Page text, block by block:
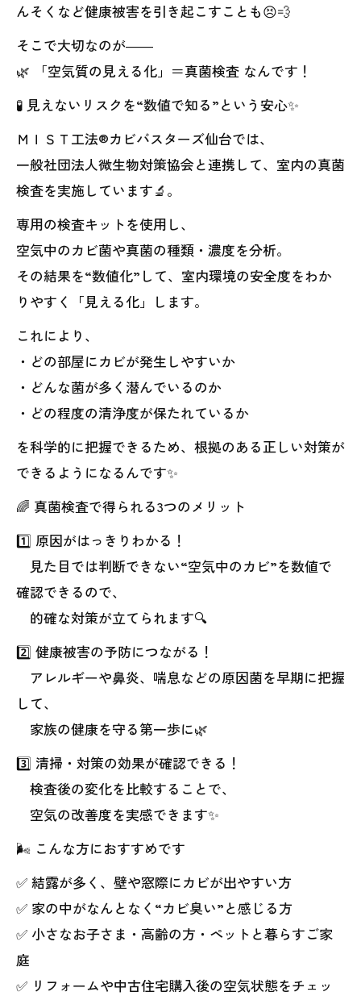
んそくなど健康被害を引き起こすことも😣💨
そこで大切なのが――
🌿 「空気質の見える化」＝真菌検査 なんです！
🧪 見えないリスクを“数値で知る”という安心✨
ＭＩＳＴ工法®カビバスターズ仙台では、
一般社団法人微生物対策協会と連携して、室内の真菌
検査を実施しています🔬。
専用の検査キットを使用し、
空気中のカビ菌や真菌の種類・濃度を分析。
その結果を“数値化”して、室内環境の安全度をわか
りやすく「見える化」します。
これにより、
・どの部屋にカビが発生しやすいか
・どんな菌が多く潜んでいるのか
・どの程度の清浄度が保たれているか
を科学的に把握できるため、根拠のある正しい対策が
できるようになるんです✨
🌈 真菌検査で得られる3つのメリット
1️⃣ 原因がはっきりわかる！
見た目では判断できない“空気中のカビ”を数値で
確認できるので、
的確な対策が立てられます🔍
2️⃣ 健康被害の予防につながる！
アレルギーや鼻炎、喘息などの原因菌を早期に把握
して、
家族の健康を守る第一歩に🌿
3️⃣ 清掃・対策の効果が確認できる！
検査後の変化を比較することで、
空気の改善度を実感できます✨
🌬️ こんな方におすすめです
✅ 結露が多く、壁や窓際にカビが出やすい方
✅ 家の中がなんとなく“カビ臭い”と感じる方
✅ 小さなお子さま・高齢の方・ペットと暮らすご家
庭
✅ リフォームや中古住宅購入後の空気状態をチェッ